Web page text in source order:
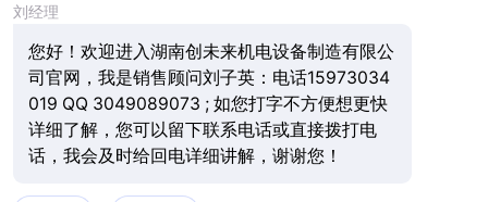
刘经理
您好！欢迎进入湖南创未来机电设备制造有限公
司官网，我是销售顾问刘子英：电话15973034
019 QQ 3049089073 ; 如您打字不方便想更快
详细了解，您可以留下联系电话或直接拨打电
话，我会及时给回电详细讲解，谢谢您！